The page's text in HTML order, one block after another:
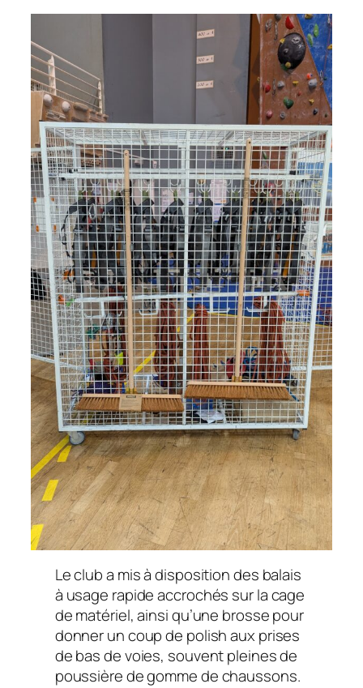
Le club a mis à disposition des balais
à usage rapide accrochés sur la cage
de matériel, ainsi qu’une brosse pour
donner un coup de polish aux prises
de bas de voies, souvent pleines de
poussière de gomme de chaussons.